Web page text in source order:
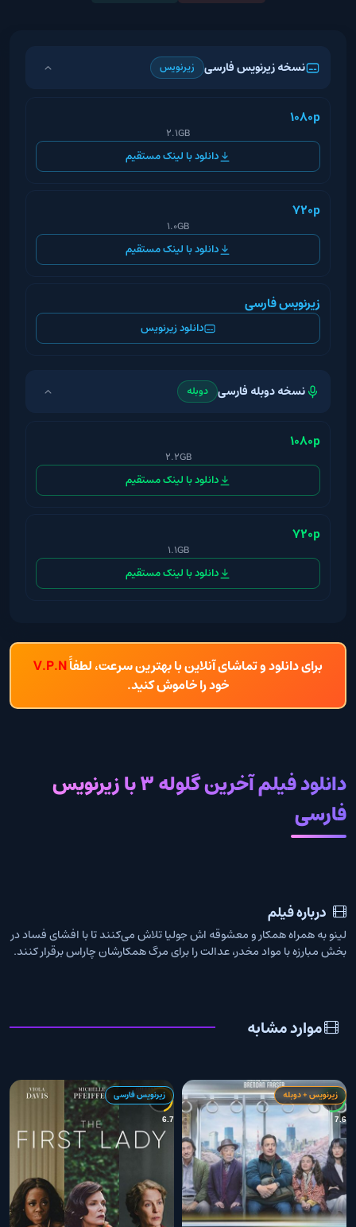
نسخه زیرنویس فارسی زیرنویس
1080p
2.1GB
دانلود با لینک مستقیم
720p
1.0GB
دانلود با لینک مستقیم
زیرنویس فارسی
دانلود زیرنویس
نسخه دوبله فارسی دوبله
1080p
2.2GB
دانلود با لینک مستقیم
720p
1.1GB
دانلود با لینک مستقیم
برای دانلود و تماشای آنلاین با بهترین سرعت، لطفاًV.P.N
خود را خاموش کنید.
دانلود فیلم آخرین گلوله 3 با زیرنویس
فارسی
درباره فیلم
لینو به همراه همکار و معشوقه اش جولیا تلاش می‌کنند تا با افشای فساد در
بخش مبارزه با مواد مخدر، عدالت را برای مرگ همکارشان چاراس برقرار کنند.
موارد مشابه
7.6
زیرنویس + دوبله
6.7
زیرنویس فارسی